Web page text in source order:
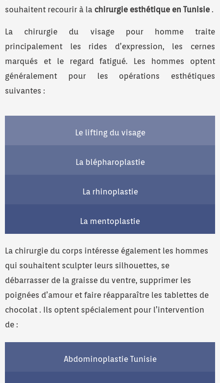
souhaitent recourir à la chirurgie esthétique en Tunisie .
La chirurgie du visage pour homme traite
principalement les rides d’expression, les cernes
marqués et le regard fatigué. Les hommes optent
généralement pour les opérations esthétiques
suivantes :
Le lifting du visage
La blépharoplastie
La rhinoplastie
La mentoplastie
La chirurgie du corps intéresse également les hommes
qui souhaitent sculpter leurs silhouettes, se
débarrasser de la graisse du ventre, supprimer les
poignées d’amour et faire réapparaître les tablettes de
chocolat . Ils optent spécialement pour l’intervention
de :
Abdominoplastie Tunisie